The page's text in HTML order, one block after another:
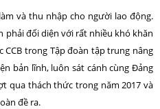
và thu nhập cho người lao động.
phải đối diện với rất nhiều khó khăn
trong Tập đoàn tập trung nâng
bản lĩnh, luôn sát cánh cùng Đảng
qua thách thức trong năm 2017 và
đề ra.